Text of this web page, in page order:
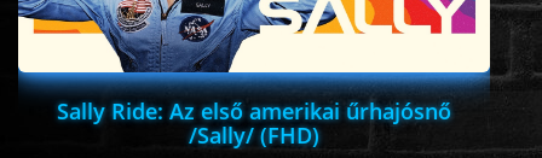
HÁBORÚS
KATASZTRÓFA
Sally Ride: Az első amerikai űrhajósnő
/Sally/ (FHD)